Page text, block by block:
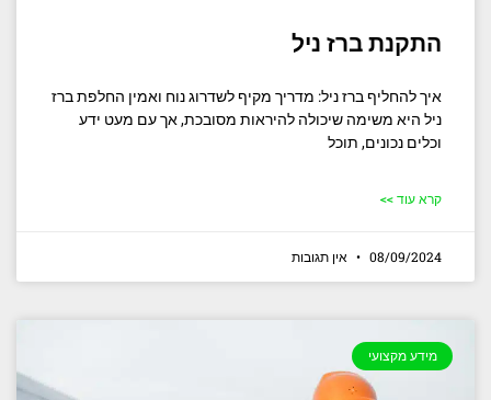
התקנת ברז ניל
איך להחליף ברז ניל: מדריך מקיף לשדרוג נוח ואמין החלפת ברז
ניל היא משימה שיכולה להיראות מסובכת, אך עם מעט ידע
וכלים נכונים, תוכל
קרא עוד >>
08/09/2024 אין תגובות
מידע מקצועי